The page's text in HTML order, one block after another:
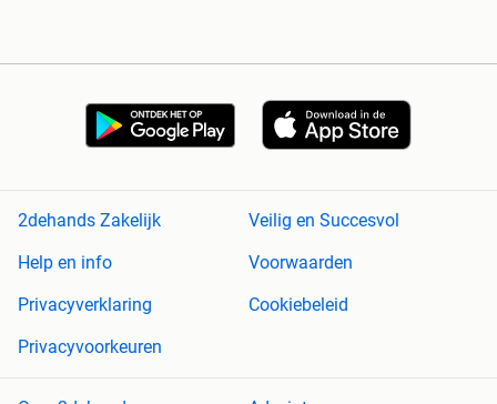
2dehands Zakelijk
Veilig en Succesvol
Help en info
Voorwaarden
Privacyverklaring
Cookiebeleid
Privacyvoorkeuren